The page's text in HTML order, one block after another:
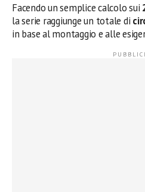
Facendo un semplice calcolo sui
la serie raggiunge un totale di
in base al montaggio e alle